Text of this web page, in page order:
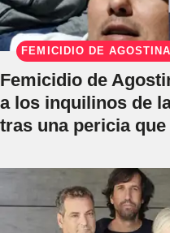
FEMICIDIO DE
Femicidio de
a los inquilinos de
tras una pericia